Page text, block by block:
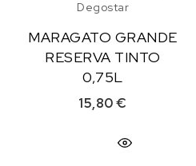
MARAGATO GRANDE
RESERVA TINTO
0,75L
15,80€